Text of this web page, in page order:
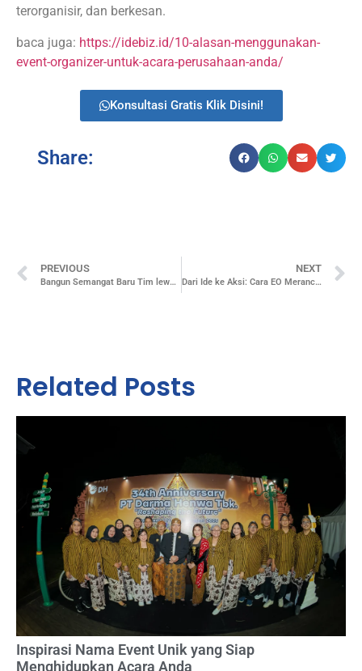
terorganisir, dan berkesan.
baca juga: https://idebiz.id/10-alasan-menggunakan-
event-organizer-untuk-acara-perusahaan-anda/
Konsultasi Gratis Klik Disini!
Share:
PREVIOUS
Bangun Semangat Baru Tim lewat Wisata Alam Jogja
NEXT
Dari Ide ke Aksi: Cara EO Merancang Event Berkualitas
Related Posts
Inspirasi Nama Event Unik yang Siap
Menghidupkan Acara Anda